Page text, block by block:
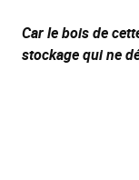
Car le bois de
stockage qui ne